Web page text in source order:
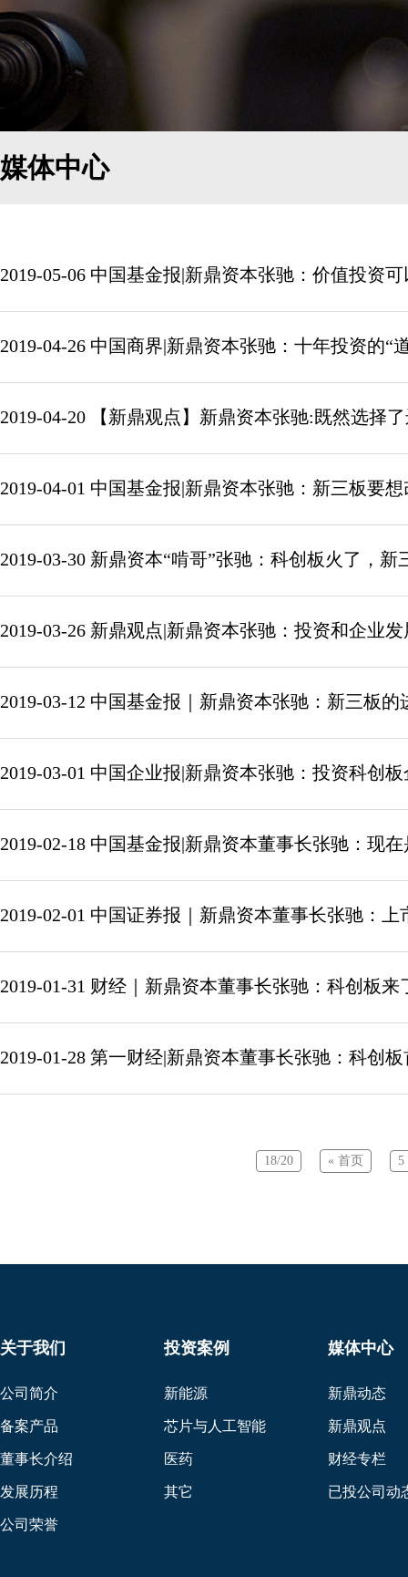
媒体中心
2019-05-06 中国基金报|新鼎资本张驰：价值投资
2019-04-26 中国商界|新鼎资本张驰：十年投资的“
2019-04-20 【新鼎观点】新鼎资本张驰:既然选择
2019-04-01 中国基金报|新鼎资本张驰：新三板要
2019-03-30 新鼎资本“啃哥”张驰：科创板火了，
2019-03-26 新鼎观点|新鼎资本张驰：投资和企业
2019-03-12 中国基金报｜新鼎资本张驰：新三板
2019-03-01 中国企业报|新鼎资本张驰：投资科创
2019-02-18 中国基金报|新鼎资本董事长张驰：现
2019-02-01 中国证券报｜新鼎资本董事长张驰：
2019-01-31 财经｜新鼎资本董事长张驰：科创板
2019-01-28 第一财经|新鼎资本董事长张驰：科创
18/20 « 首页 5
关于我们
公司简介
备案产品
董事长介绍
发展历程
公司荣誉
投资案例
新能源
芯片与人工智能
医药
其它
媒体中心
新鼎动态
新鼎观点
财经专栏
已投公司动